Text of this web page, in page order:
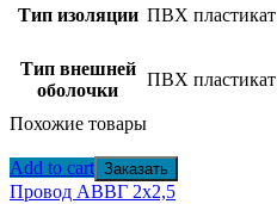
Тип изоляции ПВХ пластикат
Тип внешней
оболочки
ПВХ пластикат
Похожие товары
Add to cart Заказать
Провод АВВГ 2х2,5